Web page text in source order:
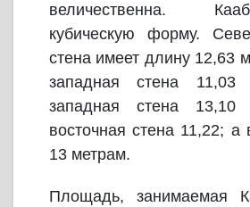
величественна.
кубическую форму.
стена имеет длину 12,63
западная стена 11,03
западная стена 13,10
восточная стена 11,22; а
13 метрам.
Площадь, занимаемая